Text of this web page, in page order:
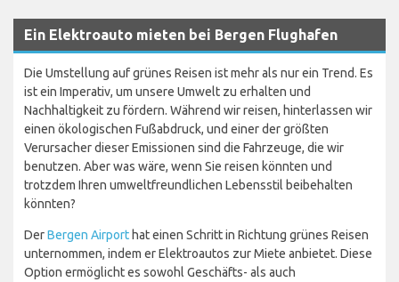
Ein Elektroauto mieten bei Bergen Flughafen
Die Umstellung auf grünes Reisen ist mehr als nur ein Trend. Es
ist ein Imperativ, um unsere Umwelt zu erhalten und
Nachhaltigkeit zu fördern. Während wir reisen, hinterlassen wir
einen ökologischen Fußabdruck, und einer der größten
Verursacher dieser Emissionen sind die Fahrzeuge, die wir
benutzen. Aber was wäre, wenn Sie reisen könnten und
trotzdem Ihren umweltfreundlichen Lebensstil beibehalten
könnten?
DerBergen Airport hat einen Schritt in Richtung grünes Reisen
unternommen, indem er Elektroautos zur Miete anbietet. Diese
Option ermöglicht es sowohl Geschäfts- als auch